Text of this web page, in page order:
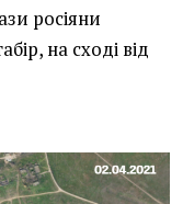
росіяни
на сході від